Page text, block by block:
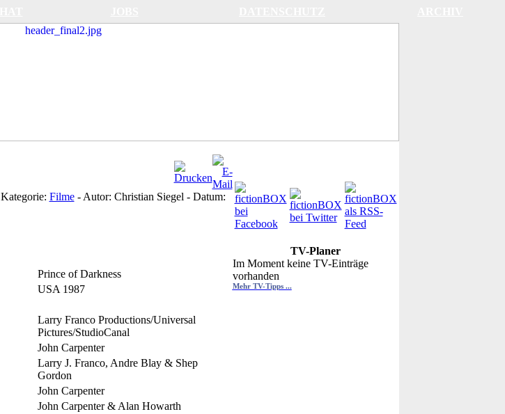
Kategorie: Filme- Autor: Christian Siegel - Datum:
Prince of Darkness
USA 1987
Larry Franco Productions/Universal
Pictures/StudioCanal
John Carpenter
Larry J. Franco, Andre Blay & Shep
Gordon
John Carpenter
John Carpenter & Alan Howarth
TV-Planer
Im Moment keine TV-Einträge
vorhanden
Mehr TV-Tipps ...